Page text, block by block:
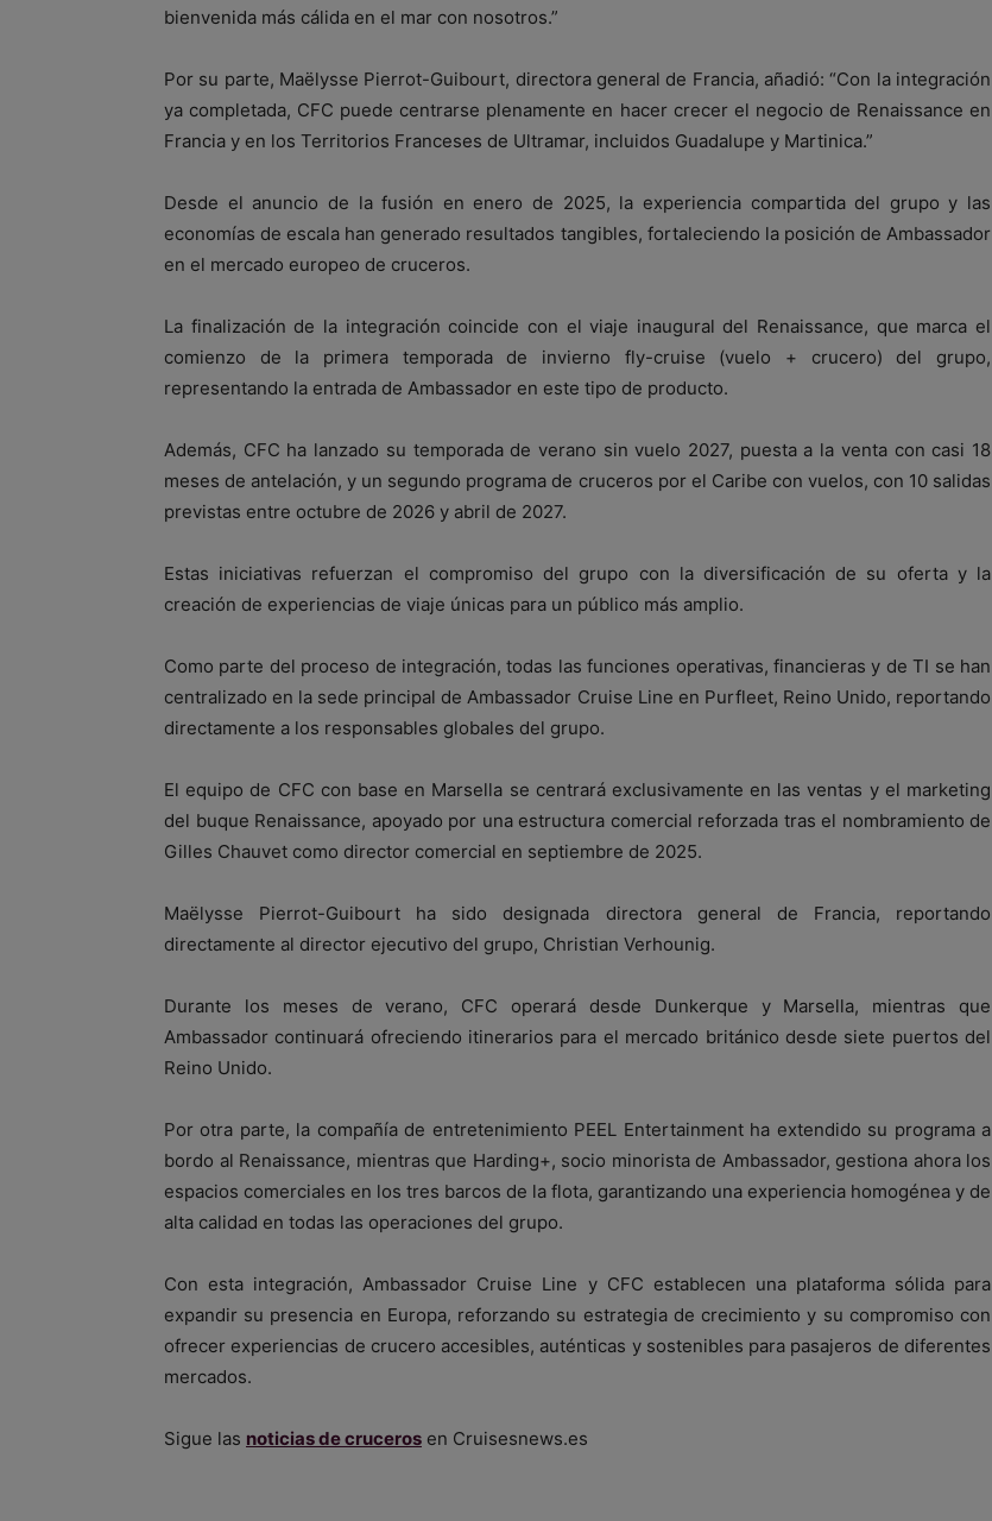
bienvenida más cálida en el mar con nosotros.”
Por su parte, Maëlysse Pierrot-Guibourt, directora general de Francia, añadió: “Con la integración
ya completada, CFC puede centrarse plenamente en hacer crecer el negocio de Renaissance en
Francia y en los Territorios Franceses de Ultramar, incluidos Guadalupe y Martinica.”
Desde el anuncio de la fusión en enero de 2025, la experiencia compartida del grupo y las
economías de escala han generado resultados tangibles, fortaleciendo la posición de Ambassador
en el mercado europeo de cruceros.
La finalización de la integración coincide con el viaje inaugural del Renaissance, que marca el
comienzo de la primera temporada de invierno fly-cruise (vuelo + crucero) del grupo,
representando la entrada de Ambassador en este tipo de producto.
Además, CFC ha lanzado su temporada de verano sin vuelo 2027, puesta a la venta con casi 18
meses de antelación, y un segundo programa de cruceros por el Caribe con vuelos, con 10 salidas
previstas entre octubre de 2026 y abril de 2027.
Estas iniciativas refuerzan el compromiso del grupo con la diversificación de su oferta y la
creación de experiencias de viaje únicas para un público más amplio.
Como parte del proceso de integración, todas las funciones operativas, financieras y de TI se han
centralizado en la sede principal de Ambassador Cruise Line en Purfleet, Reino Unido, reportando
directamente a los responsables globales del grupo.
El equipo de CFC con base en Marsella se centrará exclusivamente en las ventas y el marketing
del buque Renaissance, apoyado por una estructura comercial reforzada tras el nombramiento de
Gilles Chauvet como director comercial en septiembre de 2025.
Maëlysse Pierrot-Guibourt ha sido designada directora general de Francia, reportando
directamente al director ejecutivo del grupo, Christian Verhounig.
Durante los meses de verano, CFC operará desde Dunkerque y Marsella, mientras que
Ambassador continuará ofreciendo itinerarios para el mercado británico desde siete puertos del
Reino Unido.
Por otra parte, la compañía de entretenimiento PEEL Entertainment ha extendido su programa a
bordo al Renaissance, mientras que Harding+, socio minorista de Ambassador, gestiona ahora los
espacios comerciales en los tres barcos de la flota, garantizando una experiencia homogénea y de
alta calidad en todas las operaciones del grupo.
Con esta integración, Ambassador Cruise Line y CFC establecen una plataforma sólida para
expandir su presencia en Europa, reforzando su estrategia de crecimiento y su compromiso con
ofrecer experiencias de crucero accesibles, auténticas y sostenibles para pasajeros de diferentes
mercados.
Sigue las noticias de cruceros en Cruisesnews.es